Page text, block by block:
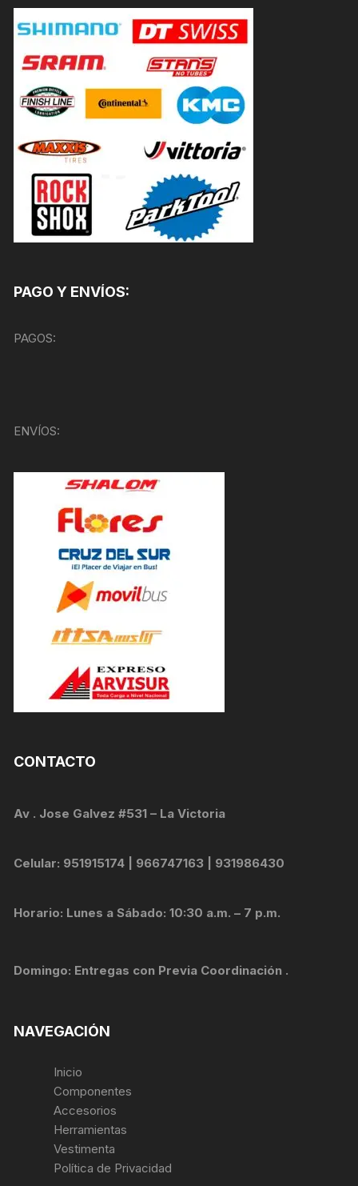
PAGO Y ENVÍOS:
PAGOS:
ENVÍOS:
CONTACTO
Av . Jose Galvez #531 – La Victoria
Celular: 951915174 | 966747163 | 931986430
Horario: Lunes a Sábado: 10:30 a.m. – 7 p.m.
Domingo: Entregas con Previa Coordinación .
NAVEGACIÓN
Inicio
Componentes
Accesorios
Herramientas
Vestimenta
Política de Privacidad